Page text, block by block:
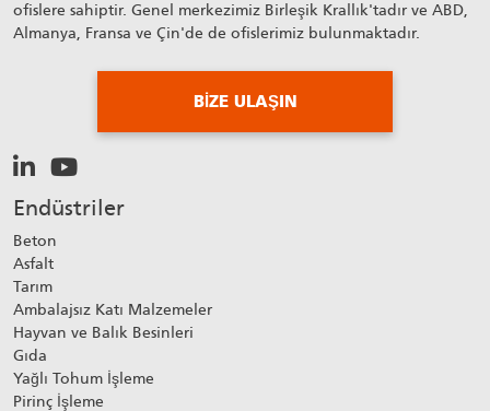
ofislere sahiptir. Genel merkezimiz Birleşik Krallık'tadır ve ABD,
Almanya, Fransa ve Çin'de de ofislerimiz bulunmaktadır.
BIZE ULAŞIN
Endüstriler
Beton
Asfalt
Tarım
Ambalajsız Katı Malzemeler
Hayvan ve Balık Besinleri
Gıda
Yağlı Tohum İşleme
Pirinç İşleme